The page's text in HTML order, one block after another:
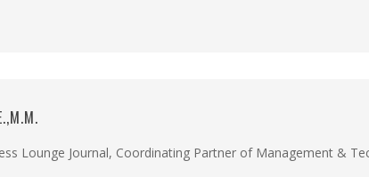
Lounge Journal, Coordinating Partner of Management &